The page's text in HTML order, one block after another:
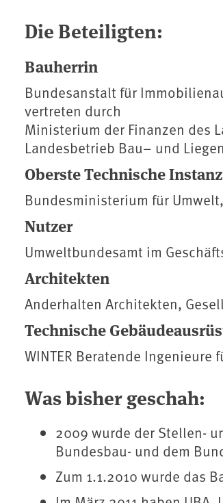
Die Beteiligten:
Bauherrin
Bundesanstalt für
vertreten durch
Ministerium der Finanzen des
Landesbetrieb Bau– und
Oberste Technische Instanz
Bundesministerium für
Nutzer
Umweltbundesamt im
Architekten
Anderhalten Architekten,
Technische
WINTER Beratende Ingenieure
Was bisher geschah:
2009 wurde der Stellen-
Bundesbau- und dem
Zum 1.1.2010 wurde das